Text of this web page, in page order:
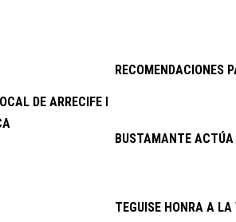
DE ARRECIFE DETIENE A DOS
RECOMENDACIONES
BUSTAMANTE ACTÚA
TEGUISE HONRA A LA